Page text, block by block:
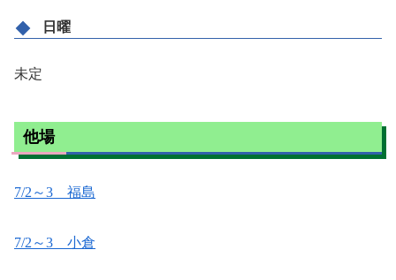
日曜
未定
他場
7/2～3 福島
7/2～3 小倉